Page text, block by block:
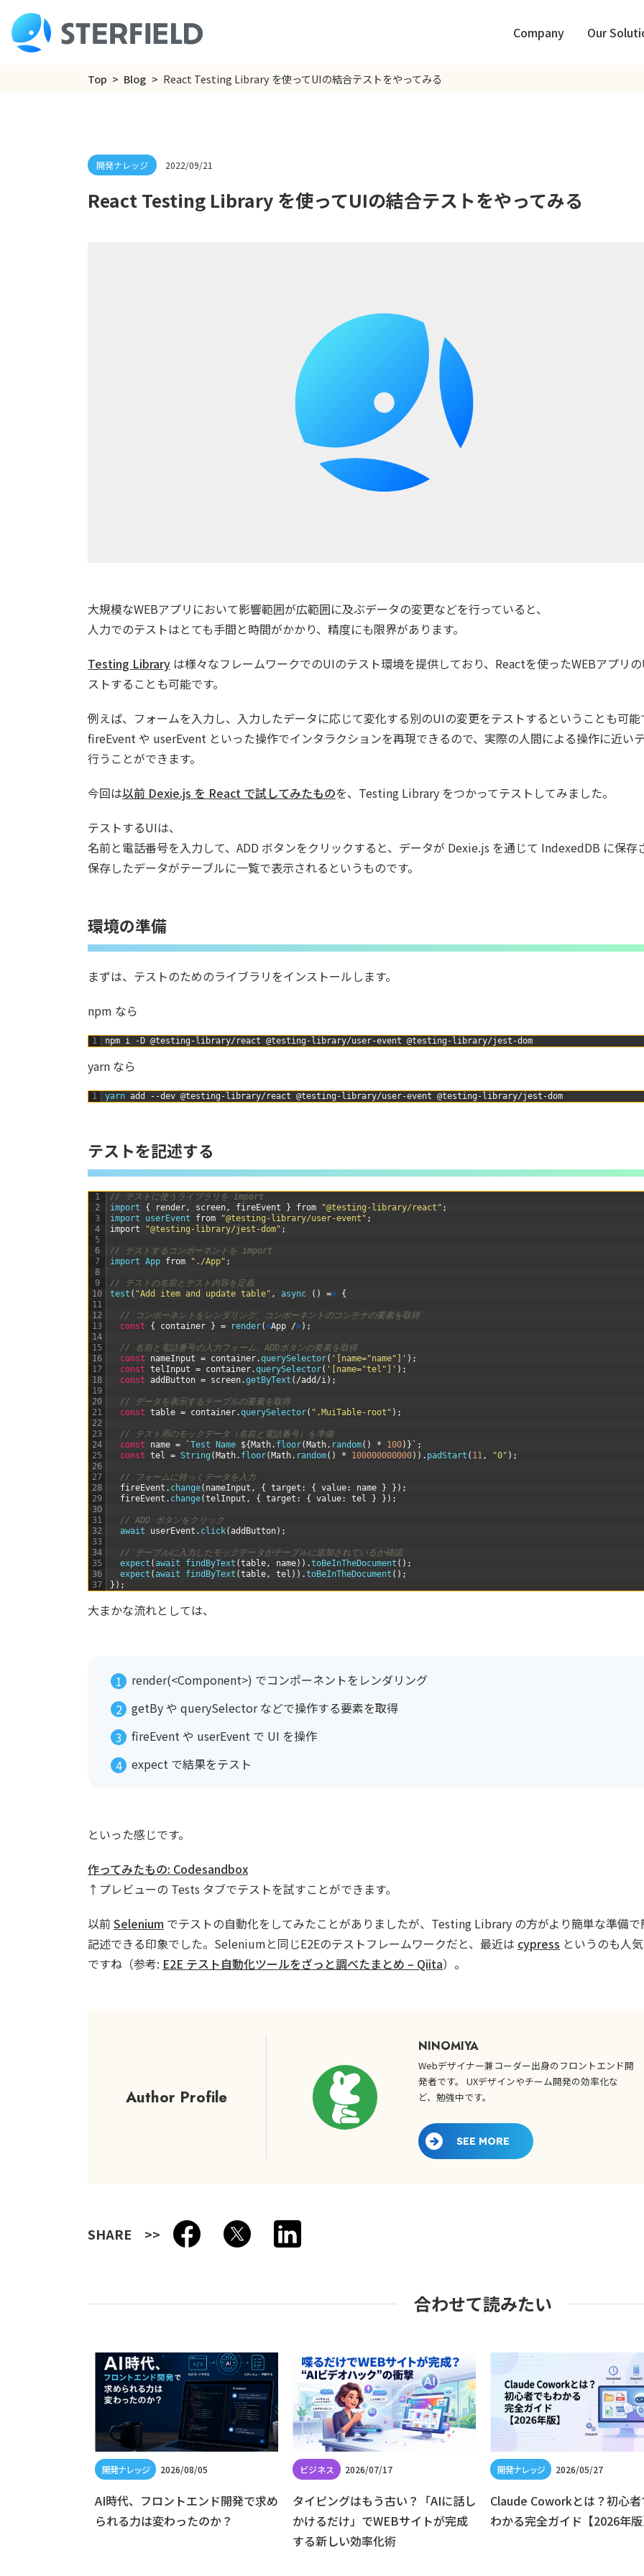
Company Our
Top Blog React Testing Library を使ってUIの結合テストをやってみる
2022/09/21
React Testing Library を使ってUIの結合テストをやってみる
大規模なWEBアプリにおいて影響範囲が広範囲に及ぶデータの変更などを行っていると、
人力でのテストはとても手間と時間がかかり、精度にも限界があります。
Testing Library は様々なフレームワークでのUIのテスト環境を提供しており、Reactを使ったWEBアプリ
ストすることも可能です。
例えば、フォームを入力し、入力したデータに応じて変化する別のUIの変更をテストするということも可能
fireEvent や userEvent といった操作でインタラクションを再現できるので、実際の人間による操作に近い
行うことができます。
今回は以前 Dexie.js を React で試してみたものを、Testing Library をつかってテストしてみました。
テストするUIは、
名前と電話番号を入力して、ADD ボタンをクリックすると、データが Dexie.js を通じて IndexedDB に保存
保存したデータがテーブルに一覧で表示されるというものです。
環境の準備
まずは、テストのためのライブラリをインストールします。
npm なら
1 npm i -D @testing -library/ react @testing -library/user-event @testing -library/jest -dom
yarn なら
1 yarn add --dev @testing -library/ react @testing -library/user-event @testing -library/jest -dom
テストを記述する
1
2
3
4
5
6
7
8
9
10
11
12
13
14
15
16
17
18
19
20
21
22
23
24
25
26
27
28
29
30
31
32
33
34
35
36
37
// テストに使うライブラリを import
import
{ render, screen, fireEvent } from "@testing-library/react" ;
import userEvent from "@testing-library/user-event" ;
import
"@testing-library/jest-dom" ;
// テストするコンポーネントを import
import App from "./App" ;
// テストの名前とテスト内容を定義
test ( "Add item and update table" , async ( ) => {
// コンポーネントをレンダリング、コンポーネントのコンテナの要素を取得
const
{ container } = render(<App />) ;
// 名前と電話番号の入力フォーム、ADDボタンの要素を取得
const
nameInput = container.querySelector( '[name="name"]' ) ;
const telInput = container.querySelector( '[name="tel"]' ) ;
const addButton = screen.getByText ( /add /i) ;
// データを表示するテーブルの要素を取得
const table = container.querySelector( ".MuiTable-root" ) ;
// テスト用のモックデータ（名前と電話番号）を準備
const
name = ` Test Name ${Math. floor(Math. random( ) * 100) } ` ;
const tel = String (Math. floor(Math. random( ) * 100000000000) ) . padStart ( 11, "0" ) ;
// フォームに持っくデータを入力
fireEvent . change( nameInput , { target : { value: name } } ) ;
fireEvent . change(telInput , { target : { value: tel } } ) ;
// ADD ボタンをクリック
await userEvent . click(addButton) ;
// テーブルに入力したモックデータがテーブルに追加されているか確認
expect (await findByText (table, name) ) .toBeInTheDocument ( ) ;
expect (await findByText (table, tel ) ) .toBeInTheDocument ( ) ;
} ) ;
大まかな流れとしては、
render(<Component>) でコンポーネントをレンダリング
getBy や querySelector などで操作する要素を取得
fireEvent や userEvent で UI を操作
expect で結果をテスト
といった感じです。
作ってみたもの: Codesandbox
↑プレビューの Tests タブでテストを試すことができます。
以前Selenium でテストの自動化をしてみたことがありましたが、Testing Library の方がより簡単な準備で
記述できる印象でした。Seleniumと同じE2Eのテストフレームワークだと、最近は cypress というのも人
ですね（参考: E2E テスト自動化ツールをざっと調べたまとめ – Qiita）。
Author Profile
NINOMIYA
Webデザイナー兼コーダー出身のフロントエンド開
発者です。 UXデザインやチーム開発の効率化な
ど、勉強中です。
SEE MORE
SHARE
合わせて読みたい
2026/08/05
AI時代、フロントエンド開発で求め
られる力は変わったのか？
2026/07/17
タイピングはもう古い？「AIに話し
かけるだけ」でWEBサイトが完成
する新しい効率化術
2026/05/27
Claude Coworkとは？初心
わかる完全ガイド【2026年